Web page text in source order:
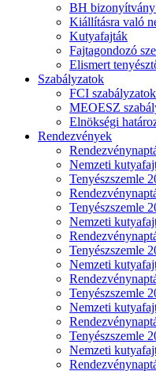
BH bizonyítvány
Kiállításra való
Kutyafajták
Fajtagondozó
Elismert
Szabályzatok
FCI szabályzatok
MEOESZ
Elnökségi
Rendezvények
Nemzeti
Tenyészszemle
Tenyészszemle
Nemzeti
Tenyészszemle
Nemzeti
Tenyészszemle
Nemzeti
Tenyészszemle
Nemzeti